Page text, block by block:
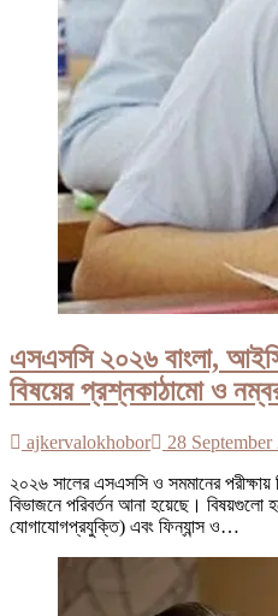
এসএসসি ২০২৬ বাংলা,
বিষয়ের প্রশ্নকাঠামো ও
ajkervalokhobor 28 September
২০২৬ সালের এসএসসি ও সমমানের পরীক্ষায়
বিভাজনে পরিবর্তন আনা হয়েছে। বিষয়গুলো
যোগাযোগপ্রযুক্তি) এবং ফিন্যান্স ও…